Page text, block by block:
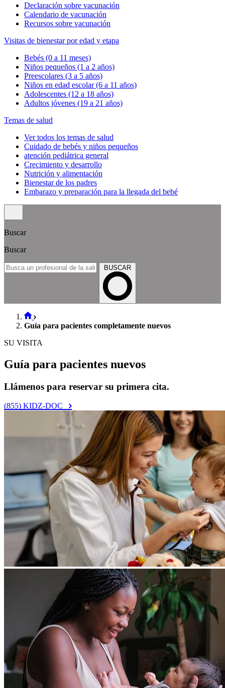
Declaración sobre vacunación
Calendario de vacunación
Recursos sobre vacunación
Visitas de bienestar por edad y etapa
Bebés (0 a 11 meses)
Niños pequeños (1 a 2 años)
Preescolares (3 a 5 años)
Niños en edad escolar (6 a 11 años)
Adolescentes (12 a 18 años)
Adultos jóvenes (19 a 21 años)
Temas de salud
Ver todos los temas de salud
Cuidado de bebés y niños pequeños
atención pediátrica general
Crecimiento y desarrollo
Nutrición y alimentación
Bienestar de los padres
Embarazo y preparación para la llegada del bebé
Buscar
Buscar
BUSCAR
Guía para pacientes completamente nuevos
SU VISITA
Guía para pacientes nuevos
Llámenos para reservar su primera cita.
(855) KIDZ-DOC